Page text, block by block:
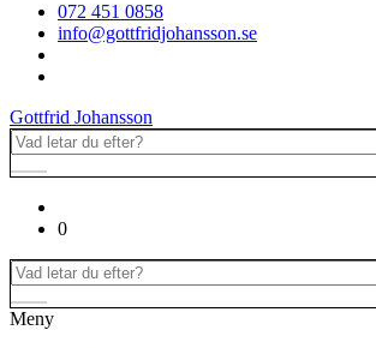
072 451 0858
info@gottfridjohansson.se
Gottfrid Johansson
0
Meny